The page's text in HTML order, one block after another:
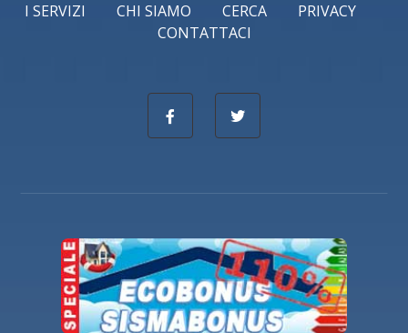
I SERVIZI CHI SIAMO CERCA
PRIVACY
CONTATTACI